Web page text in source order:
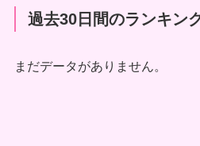
過去30日間のランキン
まだデータがありません。